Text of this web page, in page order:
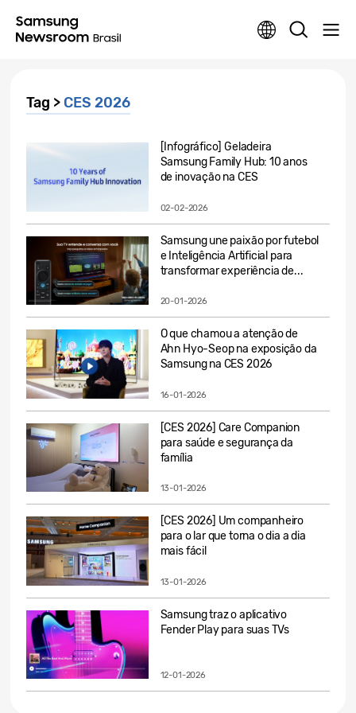
Tag > CES 2026
[Infográfico] Geladeira
Samsung Family Hub: 10 anos
de inovação na CES
02-02-2026
Samsung une paixão por futebol
e Inteligência Artificial para
transformar experiência de...
20-01-2026
O que chamou a atenção de
Ahn Hyo-Seop na exposição da
Samsung na CES 2026
16-01-2026
[CES 2026] Care Companion
para saúde e segurança da
família
13-01-2026
[CES 2026] Um companheiro
para o lar que torna o dia a dia
mais fácil
13-01-2026
Samsung traz o aplicativo
Fender Play para suas TVs
12-01-2026